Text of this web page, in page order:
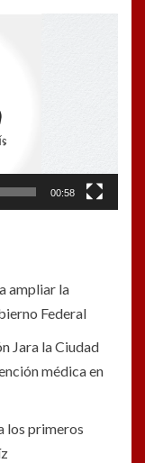
00:58
ampliar la
Federal
Jara la Ciudad
médica en
los primeros